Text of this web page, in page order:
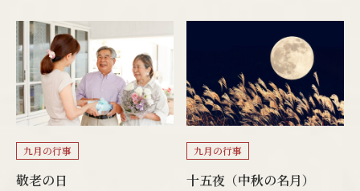
九月の行事
敬老の日
九月の行事
十五夜（中秋の名月）